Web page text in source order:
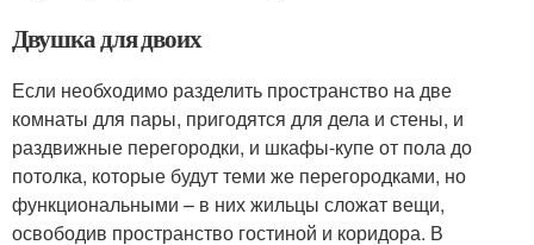
Двушка для двоих
Если необходимо разделить пространство на две
комнаты для пары, пригодятся для дела и стены, и
раздвижные перегородки, и шкафы-купе от пола до
потолка, которые будут теми же перегородками, но
функциональными – в них жильцы сложат вещи,
освободив пространство гостиной и коридора. В